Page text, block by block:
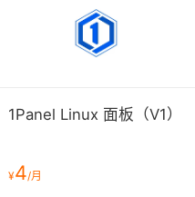
1Panel Linux 面板（V1）
¥4/月